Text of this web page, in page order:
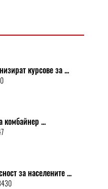
курсове за ...
...
за населените ...